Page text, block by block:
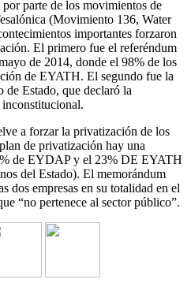
parte de los movimientos de
(Movimiento 136, Water
importantes forzaron
El primero fue el referéndum
de 2014, donde el 98% de los
de EYATH. El segundo fue la
Estado, que declaró la
a forzar la privatización de los
de privatización hay una
de EYDAP y el 23% DE EYATH
del Estado). El memorándum
dos empresas en su totalidad en el
“no pertenece al sector público”.